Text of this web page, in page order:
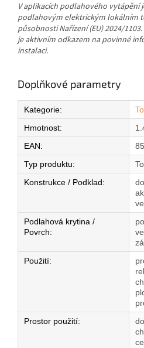
V aplikacích podlahového vytápění
podlahovým elektrickým lokálním
působnosti Nařízení (EU) 2024/
je aktivním odkazem na povinné
instalaci.
Doplňkové parametry
Kategorie:
Hmotnost:
EAN:
Typ produktu:
Konstrukce / Podklad:
Podlahová krytina /
Povrch:
Použití:
Prostor použití: